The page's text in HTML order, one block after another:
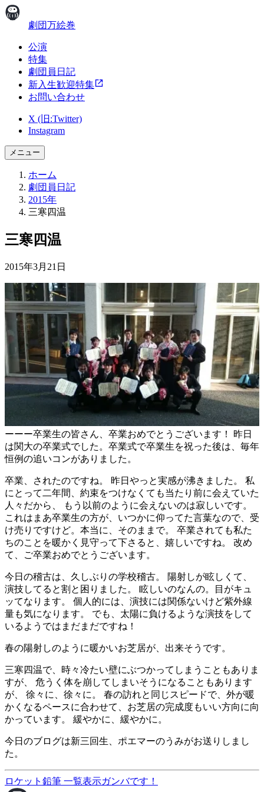
劇団万絵巻
公演
特集
劇団員日記
新入生歓迎特集
お問い合わせ
X (旧:Twitter)
Instagram
メニュー
ホーム
劇団員日記
2015年
三寒四温
三寒四温
2015年3月21日
ーーー卒業生の皆さん、卒業おめでとうございます！ 昨日
は関大の卒業式でした。卒業式で卒業生を祝った後は、毎年
恒例の追いコンがありました。
卒業、されたのですね。 昨日やっと実感が沸きました。 私
にとって二年間、約束をつけなくても当たり前に会えていた
人々だから、 もう以前のように会えないのは寂しいです。
これはまあ卒業生の方が、いつかに仰ってた言葉なので、受
け売りですけど。本当に、そのままで。 卒業されても私た
ちのことを暖かく見守って下さると、嬉しいですね。 改め
て、ご卒業おめでとうございます。
今日の稽古は、久しぶりの学校稽古。 陽射しが眩しくて、
演技してると割と困りました。 眩しいのなんの。目がキュ
ッてなります。 個人的には、演技には関係ないけど紫外線
量も気になります。 でも、太陽に負けるような演技をして
いるようではまだまだですね！
春の陽射しのように暖かいお芝居が、出来そうです。
三寒四温で、時々冷たい壁にぶつかってしまうこともありま
すが、 危うく体を崩してしまいそうになることもあります
が、 徐々に、徐々に。 春の訪れと同じスピードで、外が暖
かくなるペースに合わせて、お芝居の完成度もいい方向に向
かっています。 緩やかに、緩やかに。
今日のブログは新三回生、ポエマーのうみがお送りしまし
た。
ロケット鉛筆 一覧表示ガンバです！